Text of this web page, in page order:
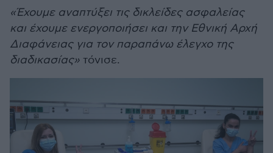
«Έχουμε αναπτύξει τις δικλείδες ασφαλείας
και έχουμε ενεργοποιήσει και την Εθνική Αρχή
Διαφάνειας για τον παραπάνω έλεγχο της
διαδικασίας» τόνισε.